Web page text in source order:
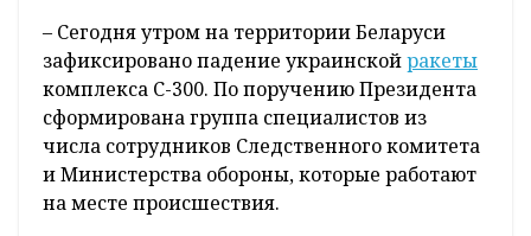
– Сегодня утром на территории Беларуси
зафиксировано падение украинскойракеты
комплекса С-300. По поручению Президента
сформирована группа специалистов из
числа сотрудников Следственного комитета
и Министерства обороны, которые работают
на месте происшествия.